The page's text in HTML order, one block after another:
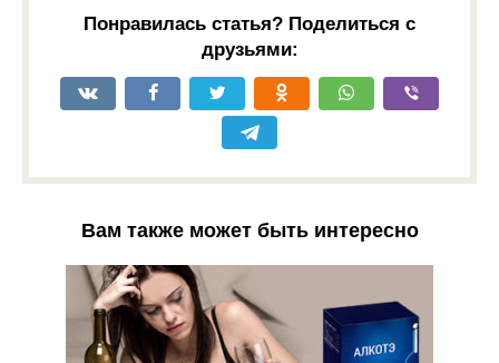
Понравилась статья? Поделиться с
друзьями:
Вам также может быть интересно